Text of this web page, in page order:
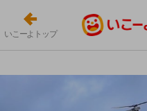
いこーよトップ